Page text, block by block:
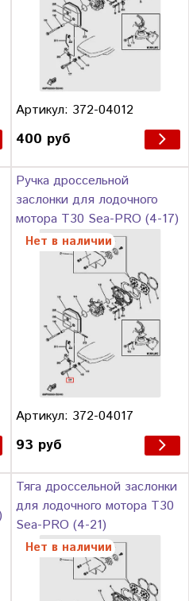
Артикул: 372-04012
400 руб
Ручка дроссельной
заслонки для лодочного
мотора Т30 Sea-PRO (4-17)
Нет в наличии
Артикул: 372-04017
93 руб
Тяга дроссельной заслонки
для лодочного мотора Т30
Sea-PRO (4-21)
Нет в наличии